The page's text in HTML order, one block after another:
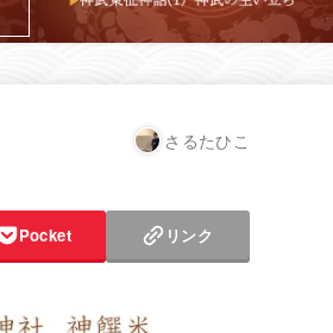
さるたひこ
Pocket リンク